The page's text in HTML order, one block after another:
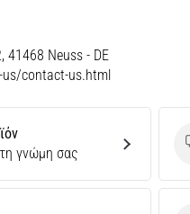
41468 Neuss - DE
contact-us.html
γνώμη σας